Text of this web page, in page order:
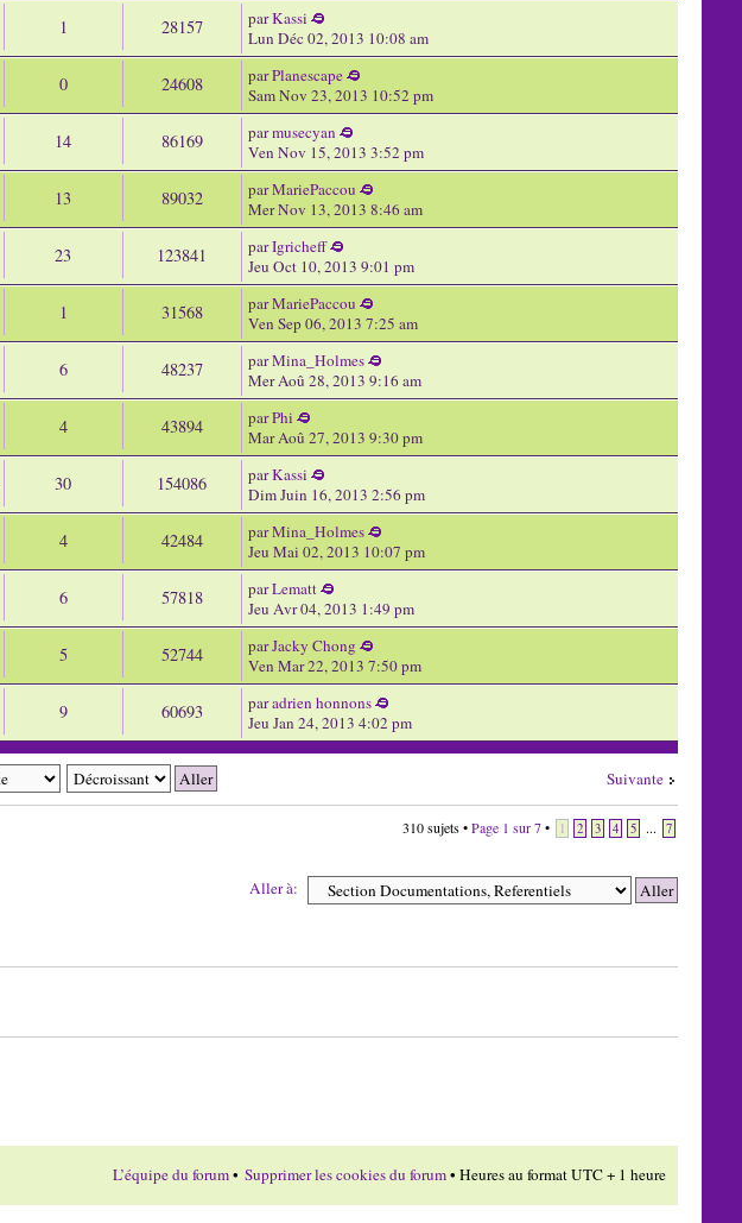
1 28157 parKassi
Lun Déc 02, 2013 10:08 am
0 24608 parPlanescape
Sam Nov 23, 2013 10:52 pm
14 86169 parmusecyan
Ven Nov 15, 2013 3:52 pm
13 89032 parMariePaccou
Mer Nov 13, 2013 8:46 am
23 123841 parIgricheff
Jeu Oct 10, 2013 9:01 pm
1 31568 parMariePaccou
Ven Sep 06, 2013 7:25 am
6 48237 parMina_Holmes
Mer Aoû 28, 2013 9:16 am
4 43894 parPhi
Mar Aoû 27, 2013 9:30 pm
30 154086 parKassi
Dim Juin 16, 2013 2:56 pm
4 42484 parMina_Holmes
Jeu Mai 02, 2013 10:07 pm
6 57818 parLematt
Jeu Avr 04, 2013 1:49 pm
5 52744 parJacky Chong
Ven Mar 22, 2013 7:50 pm
9 60693 paradrien honnons
Jeu Jan 24, 2013 4:02 pm
Suivante
310 sujets •Page 1 sur7• 1 2 3 4 5 ... 7
Aller à:
L’équipe du forum• Supprimer les cookies du forum• Heures au format UTC + 1 heure